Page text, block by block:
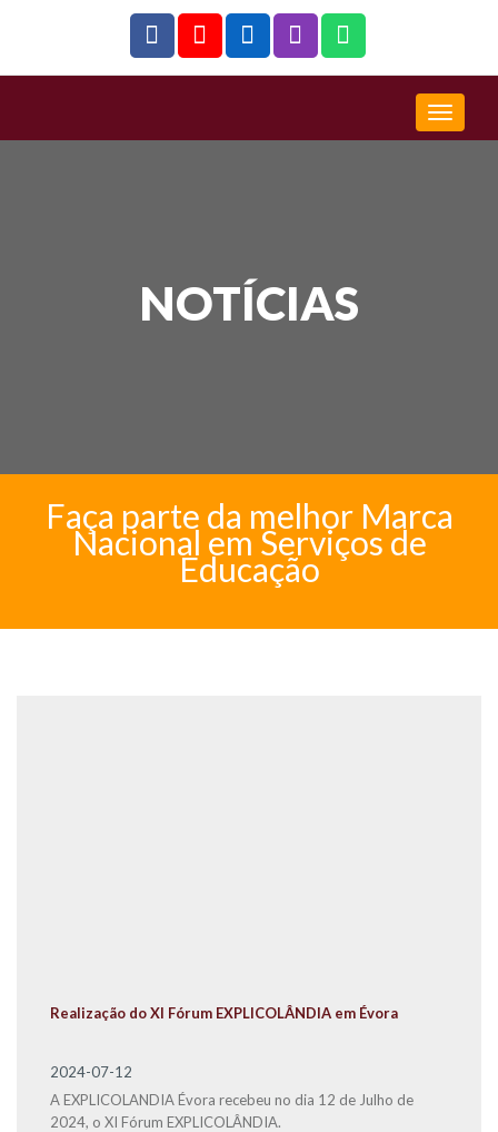
NOTÍCIAS
Faça parte da melhor Marca
Nacional em Serviços de
Educação
Realização do XI Fórum EXPLICOLÂNDIA em Évora
2024-07-12
A EXPLICOLANDIA Évora recebeu no dia 12 de Julho de
2024, o XI Fórum EXPLICOLÂNDIA.